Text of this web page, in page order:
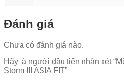
Đánh giá
Chưa có đánh giá nào.
Hãy là người đầu tiên nhận xét
Storm III ASIA FIT”